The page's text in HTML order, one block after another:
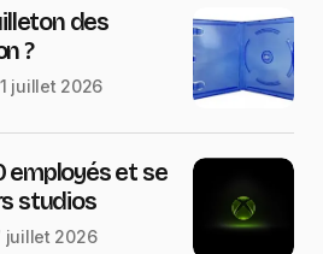
des
?
juillet 2026
employés et se
studios
juillet 2026